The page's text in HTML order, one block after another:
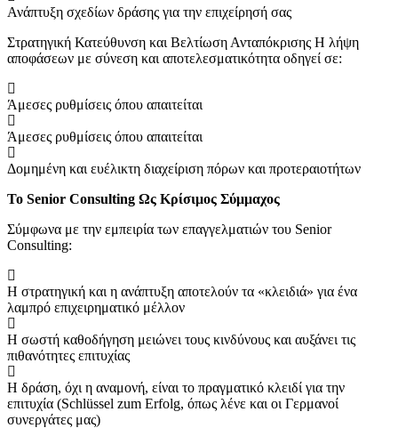
Ανάπτυξη σχεδίων δράσης για την επιχείρησή σας
Στρατηγική Κατεύθυνση και Βελτίωση Ανταπόκρισης Η λήψη
αποφάσεων με σύνεση και αποτελεσματικότητα οδηγεί σε:
Άμεσες ρυθμίσεις όπου απαιτείται
Άμεσες ρυθμίσεις όπου απαιτείται
Δομημένη και ευέλικτη διαχείριση πόρων και προτεραιοτήτων
Το Senior Consulting Ως Κρίσιμος Σύμμαχος
Σύμφωνα με την εμπειρία των επαγγελματιών του Senior
Consulting:
Η στρατηγική και η ανάπτυξη αποτελούν τα «κλειδιά» για ένα
λαμπρό επιχειρηματικό μέλλον
Η σωστή καθοδήγηση μειώνει τους κινδύνους και αυξάνει τις
πιθανότητες επιτυχίας
Η δράση, όχι η αναμονή, είναι το πραγματικό κλειδί για την
επιτυχία (Schlüssel zum Erfolg, όπως λένε και οι Γερμανοί
συνεργάτες μας)